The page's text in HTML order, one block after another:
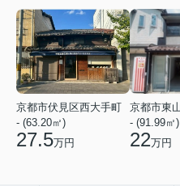
京都市伏見区西大手町
- (63.20㎡)
27.5万円
- (91.99㎡)
22万円